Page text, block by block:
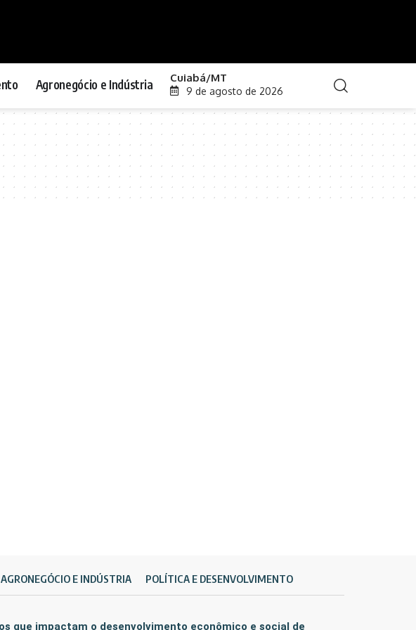
Agronegócio e Indústria Cuiabá/MT
9 de agosto de 2026
AGRONEGÓCIO E INDÚSTRIA POLÍTICA E DESENVOLVIMENTO
que impactam o desenvolvimento econômico e social de